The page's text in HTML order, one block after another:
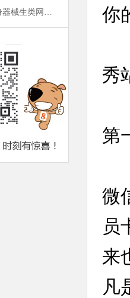
(自适应手机端) 运动健身器械生类网站 营销型健身器材网站...
你
秀
第
微
员
来
凡